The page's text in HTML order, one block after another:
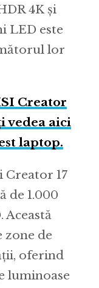
4K și
LED este
lor
Creator
vedea aici
laptop.
Creator 17
de 1.000
zone de
oferind
luminoase